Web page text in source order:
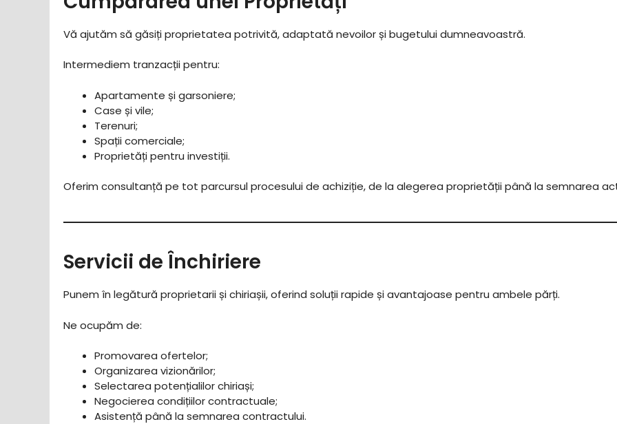
Vă ajutăm să găsiți proprietatea potrivită, adaptată nevoilor și bugetului dumneavoastră.
Intermediem tranzacții pentru:
Apartamente și garsoniere;
Case și vile;
Terenuri;
Spații comerciale;
Proprietăți pentru investiții.
Oferim consultanță pe tot parcursul procesului de achiziție, de la alegerea proprietății până la semnarea
Servicii de Închiriere
Punem în legătură proprietarii și chiriașii, oferind soluții rapide și avantajoase pentru ambele părți.
Ne ocupăm de:
Promovarea ofertelor;
Organizarea vizionărilor;
Selectarea potențialilor chiriași;
Negocierea condițiilor contractuale;
Asistență până la semnarea contractului.